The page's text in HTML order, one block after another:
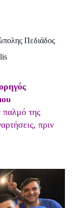
Πεδιάδος
παλμό της
πριν